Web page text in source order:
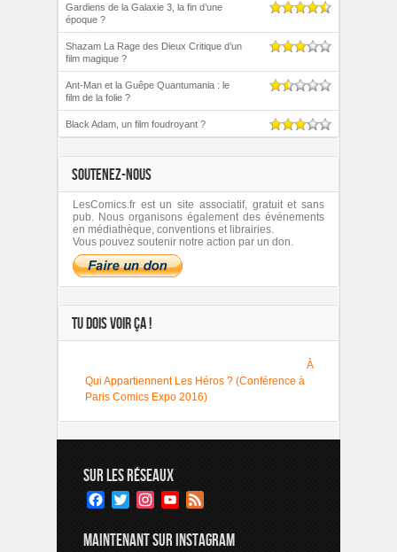
Gardiens de la Galaxie 3, la fin d’une
époque ?
Shazam La Rage des Dieux Critique d’un
film magique ?
Ant-Man et la Guêpe Quantumania : le
film de la folie ?
Black Adam, un film foudroyant ?
SOUTENEZ-NOUS
LesComics.fr est un site associatif, gratuit et sans
pub. Nous organisons également des événements
en médiathèque, conventions et librairies.
Vous pouvez soutenir notre action par un don.
TU DOIS VOIR ÇA !
À
Qui Appartiennent Les Héros ? (Conférence à
Paris Comics Expo 2016)
SUR LES RÉSEAUX
Facebook
TwitterInstagramYouTube
MAINTENANT SUR INSTAGRAM